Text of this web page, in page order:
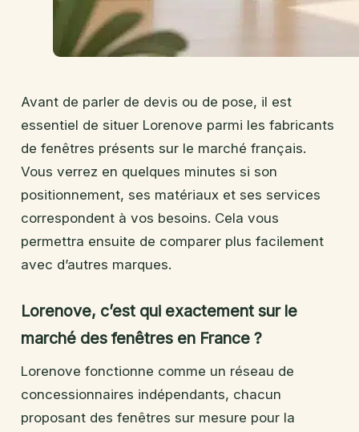
Avant de parler de devis ou de pose, il est
essentiel de situer Lorenove parmi les fabricants
de fenêtres présents sur le marché français.
Vous verrez en quelques minutes si son
positionnement, ses matériaux et ses services
correspondent à vos besoins. Cela vous
permettra ensuite de comparer plus facilement
avec d’autres marques.
Lorenove, c’est qui exactement sur le
marché des fenêtres en France ?
Lorenove fonctionne comme un réseau de
concessionnaires indépendants, chacun
proposant des fenêtres sur mesure pour la